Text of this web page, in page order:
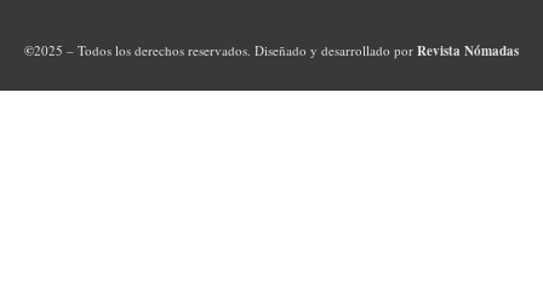
©2025 – Todos los derechos reservados. Diseñado y desarrollado por Revista Nómadas